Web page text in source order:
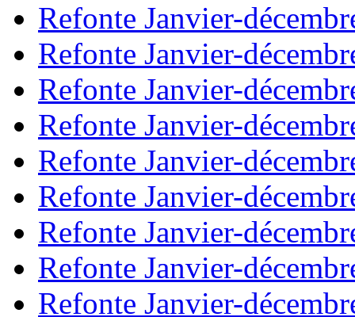
Refonte Janvier-
Refonte Janvier-
Refonte Janvier-
Refonte Janvier-
Refonte Janvier-
Refonte Janvier-
Refonte Janvier-
Refonte Janvier-
Refonte Janvier-